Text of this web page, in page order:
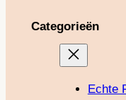
Categorieën
Echte